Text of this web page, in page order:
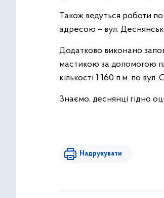
Також ведуться роботи
адресою – вул.
Додатково виконано
мастикою за допомогою
кількості 1 160 п.м. по вул.
Знаємо, деснянці гідно
Надрукувати